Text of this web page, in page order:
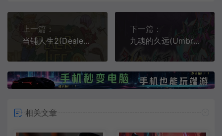
上一篇：
当铺人生2(Dealers Life 2)典当交易模拟经营游戏
下一篇：
九魂的久远(Umbraclaw)简中|PC|ACT|冥界2D横向卷轴动作游戏
相关文章